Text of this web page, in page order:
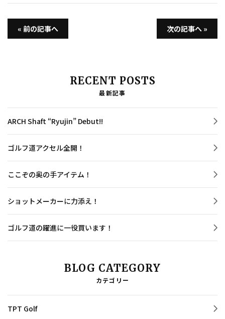
« 前の記事へ 次の記事へ »
RECENT POSTS
最新記事
ARCH Shaft “Ryujin” Debut!!
ゴルフ道アクセル全開！
ここぞの奥の手アイテム！
ショットメーカーに力添え！
ゴルフ道の躍進に一役買います！
BLOG CATEGORY
カテゴリー
TPT Golf